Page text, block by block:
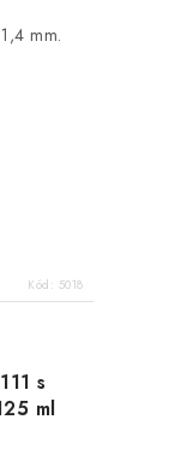
mm.
Kód: 5018
s
ml